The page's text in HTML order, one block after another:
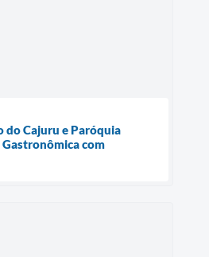
do Cajuru e Paróquia
com